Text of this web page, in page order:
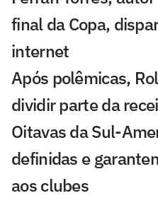
final da Copa,
internet
Após polêmicas,
dividir parte da
Oitavas da Sul-
definidas e
aos clubes